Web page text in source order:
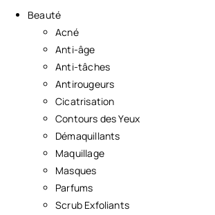
Beauté
Acné
Anti-âge
Anti-tâches
Antirougeurs
Cicatrisation
Contours des Yeux
Démaquillants
Maquillage
Masques
Parfums
Scrub Exfoliants